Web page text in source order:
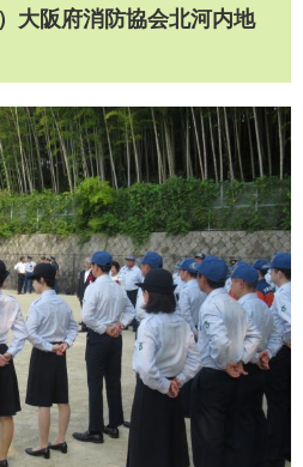
大阪府消防協会北河内地